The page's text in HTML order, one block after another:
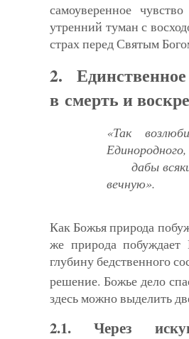
самоуверенное
утренний туман с
страх перед Святым
2.
в смерть и
«Так
Единородного,
дабы
вечную».
Как Божья природа
же приро­да
глубину бед­ственного
решение. Божье дело
здесь можно выде­лить
2.1. Через